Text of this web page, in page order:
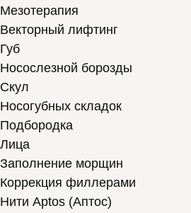
Мезотерапия
Векторный лифтинг
Губ
Носослезной борозды
Скул
Носогубных складок
Подбородка
Лица
Заполнение морщин
Коррекция филлерами
Нити Aptos (Аптос)